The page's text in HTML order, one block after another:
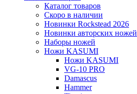
Каталог товаров
Скоро в наличии
Новинки Rockstead 2026
Новинки авторских ножей
Наборы ножей
Ножи KASUMI
Ножи KASUMI
VG-10 PRO
Damascus
Hammer